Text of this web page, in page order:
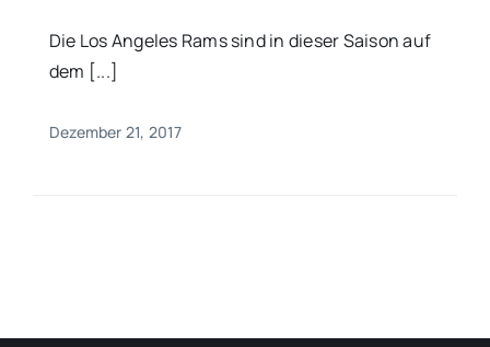
Die Los Angeles Rams sind in dieser Saison auf
dem [...]
Dezember 21, 2017